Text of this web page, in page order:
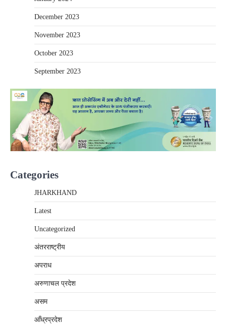
December 2023
November 2023
October 2023
September 2023
Categories
JHARKHAND
Latest
Uncategorized
अंतरराष्‍ट्रीय
अपराध
अरुणाचल प्रदेश
असम
आँध्रप्रदेश